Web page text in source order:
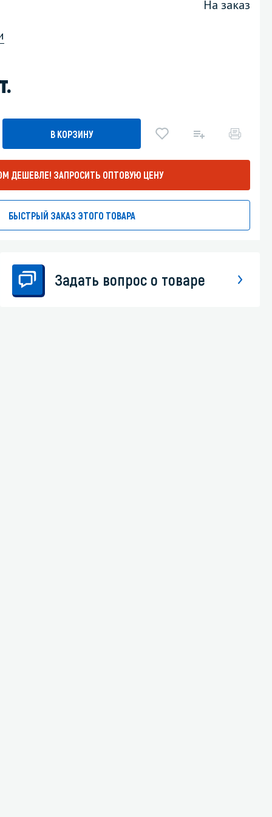
На заказ
В КОРЗИНУ
ДЕШЕВЛЕ! ЗАПРОСИТЬ ОПТОВУЮ ЦЕНУ
БЫСТРЫЙ ЗАКАЗ ЭТОГО ТОВАРА
Задать вопрос о товаре